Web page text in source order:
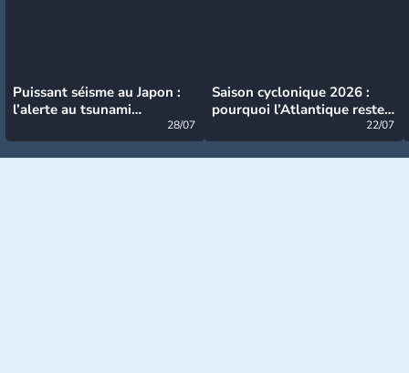
Puissant séisme au Japon :
l’alerte au tsunami
28/07
Saison cyclonique 2026 :
pourquoi l’Atlantique reste
22/07